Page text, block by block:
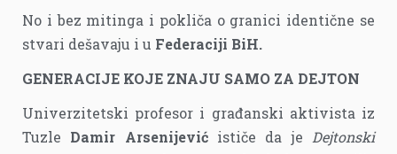
No i bez mitinga i pokliča o granici identične se
stvari dešavaju i u Federaciji BiH.
GENERACIJE KOJE ZNAJU SAMO ZA DEJTON
Univerzitetski profesor i građanski aktivista iz
Tuzle Damir Arsenijevićističe da je Dejtonski